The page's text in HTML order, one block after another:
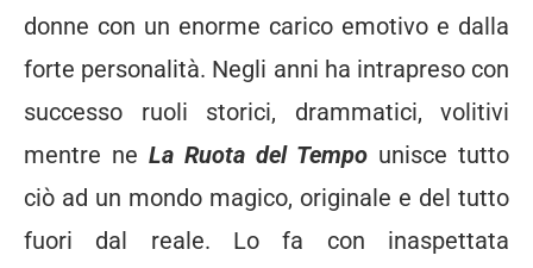
donne con un enorme carico emotivo e dalla
forte personalità. Negli anni ha intrapreso con
successo ruoli storici, drammatici, volitivi
mentre ne La Ruota del Tempo unisce tutto
ciò ad un mondo magico, originale e del tutto
fuori dal reale. Lo fa con inaspettata